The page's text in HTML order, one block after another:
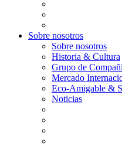
Sobre nosotros
Sobre nosotros
Historia & Cultura
Grupo de
Mercado
Eco-Amigable &
Noticias